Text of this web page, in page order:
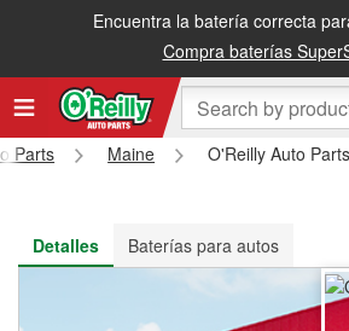
Encuentra la batería correcta
Compra baterías
Recibe tu orden gratis al día siguiente o
Parts Maine
O'Reilly Auto
Detalles
Baterías para autos